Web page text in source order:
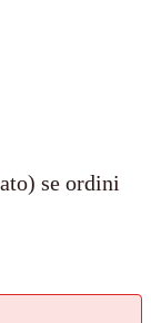
se ordini